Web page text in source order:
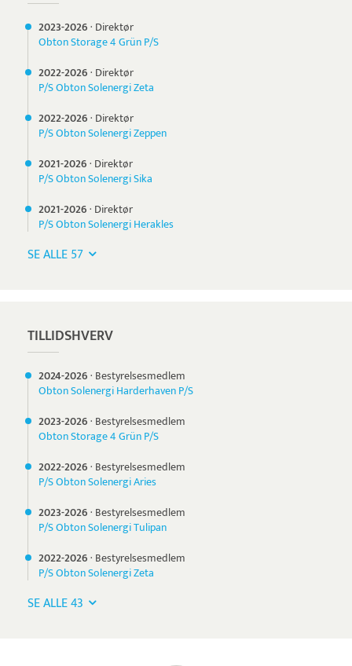
2023-2026· Direktør
Obton Storage 4 Grün P/S
2022-2026· Direktør
P/S Obton Solenergi Zeta
2022-2026· Direktør
P/S Obton Solenergi Zeppen
2021-2026· Direktør
P/S Obton Solenergi Sika
2021-2026· Direktør
P/S Obton Solenergi Herakles
SE ALLE 57
TILLIDSHVERV
2024-2026· Bestyrelsesmedlem
Obton Solenergi Harderhaven P/S
2023-2026· Bestyrelsesmedlem
Obton Storage 4 Grün P/S
2022-2026· Bestyrelsesmedlem
P/S Obton Solenergi Aries
2023-2026· Bestyrelsesmedlem
P/S Obton Solenergi Tulipan
2022-2026· Bestyrelsesmedlem
P/S Obton Solenergi Zeta
SE ALLE 43